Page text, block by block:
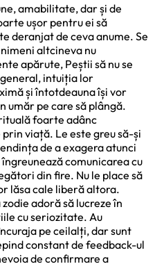
amabilitate, dar și de
ușor pentru ei să
deranjat de ceva anume. Se
altcineva nu
apărute, Peștii să nu se
intuiția lor
și întotdeauna își vor
umăr pe care să plângă.
foarte adânc
viață. Le este greu să-și
de a exagera atunci
comunicarea cu
din fire. Nu le place să
lăsa cale liberă altora.
adoră să lucreze în
cu seriozitate. Au
pe ceilalți, dar sunt
constant de feedback-ul
de confirmare a